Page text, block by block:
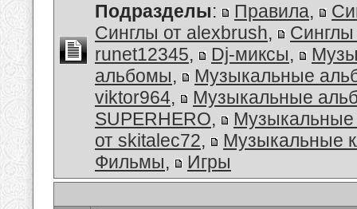
Подразделы: Правила,
Синглы от alexbrush,
Синглы
runet12345, Dj-миксы,
альбомы,
Музыкальные
viktor964,
Музыкальные
SUPERHERO,
от skitalec72,
Музыкальные
Фильмы, Игры